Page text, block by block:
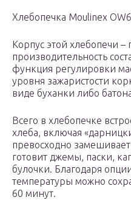
Хлебопечка Moulinex
Корпус этой хлебопечи –
производительность
функция регулировки
уровня зажаристости
виде буханки либо
Всего в хлебопечке
хлеба, включая
превосходно
готовит джемы, паски,
булочки. Благодаря
температуры можно
60 минут.